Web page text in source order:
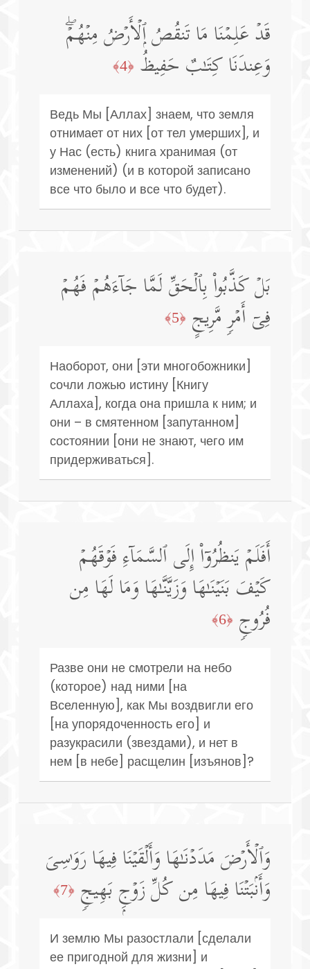
قَدۡ عَلِمۡنَا مَا تَنقُصُ ٱلۡأَرۡضُ مِنۡهُمۡۖ
وَعِندَنَا كِتَـٰبٌ حَفِیظُۢ ﴿4﴾
Ведь Мы [Аллах] знаем, что земля
отнимает от них [от тел умерших], и
у Нас (есть) книга хранимая (от
изменений) (и в которой записано
все что было и все что будет).
بَلۡ كَذَّبُوا۟ بِٱلۡحَقِّ لَمَّا جَاۤءَهُمۡ فَهُمۡ
فِیۤ أَمۡرࣲ مَّرِیجٍ ﴿5﴾
Наоборот, они [эти многобожники]
сочли ложью истину [Книгу
Аллаха], когда она пришла к ним; и
они – в смятенном [запутанном]
состоянии [они не знают, чего им
придерживаться].
أَفَلَمۡ یَنظُرُوۤا۟ إِلَى ٱلسَّمَاۤءِ فَوۡقَهُمۡ
كَیۡفَ بَنَیۡنَـٰهَا وَزَیَّنَّـٰهَا وَمَا لَهَا مِن
فُرُوجࣲ ﴿6﴾
Разве они не смотрели на небо
(которое) над ними [на
Вселенную], как Мы воздвигли его
[на упорядоченность его] и
разукрасили (звездами), и нет в
нем [в небе] расщелин [изъянов]?
وَٱلۡأَرۡضَ مَدَدۡنَـٰهَا وَأَلۡقَیۡنَا فِیهَا رَوَ ٰ⁠سِیَ
وَأَنۢبَتۡنَا فِیهَا مِن كُلِّ زَوۡجِۭ بَهِیجࣲ ﴿7﴾
И землю Мы разостлали [сделали
ее пригодной для жизни] и